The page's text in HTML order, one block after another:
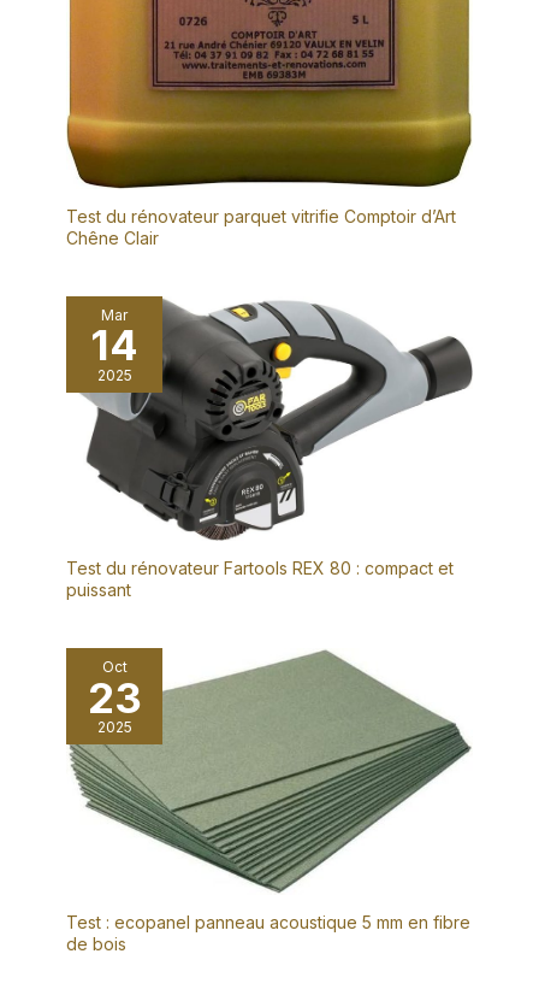
Test du rénovateur parquet vitrifie Comptoir d’Art
Chêne Clair
Mar
14
2025
Test du rénovateur Fartools REX 80 : compact et
puissant
Oct
23
2025
Test : ecopanel panneau acoustique 5 mm en fibre
de bois